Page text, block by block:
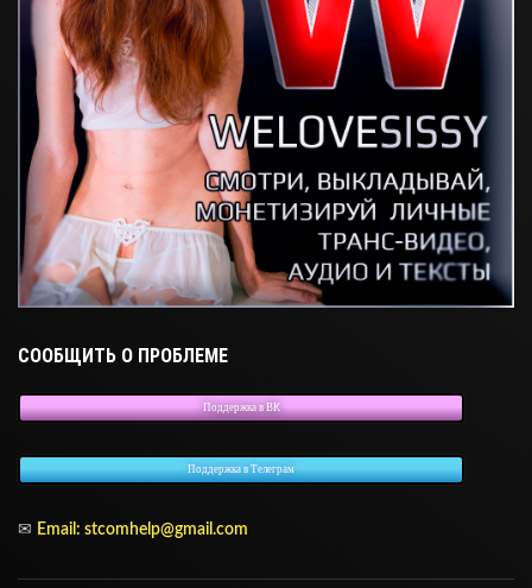
СООБЩИТЬ О ПРОБЛЕМЕ
Поддержка в ВК
Поддержка в Телеграм
✉ Email: stcomhelp@gmail.com